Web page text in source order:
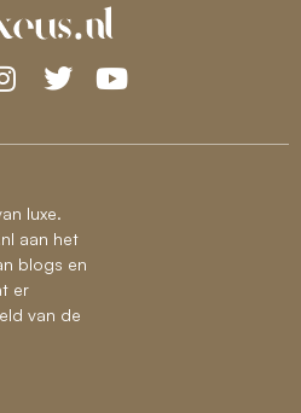
luxe.
aan het
blogs en
er
van de